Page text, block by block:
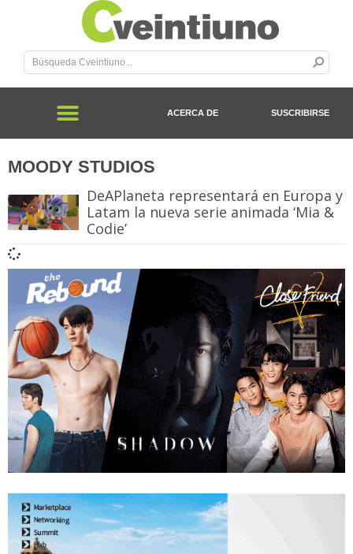
ACERCA DE SUSCRIBIRSE
MOODY STUDIOS
DeAPlaneta representará en Europa y
Latam la nueva serie animada ‘Mia &
Codie’